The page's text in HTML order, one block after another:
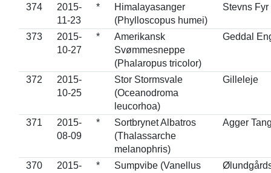
374
2015-
11-23
*
Himalayasanger
(Phylloscopus humei)
Stevns Fyr
373
2015-
10-27
*
Amerikansk
Svømmesneppe
(Phalaropus tricolor)
Geddal
372
2015-
10-25
Stor Stormsvale
(Oceanodroma
leucorhoa)
Gilleleje
371
2015-
08-09
*
Sortbrynet Albatros
(Thalassarche
melanophris)
Agger
370
2015-
*
Sumpvibe (Vanellus